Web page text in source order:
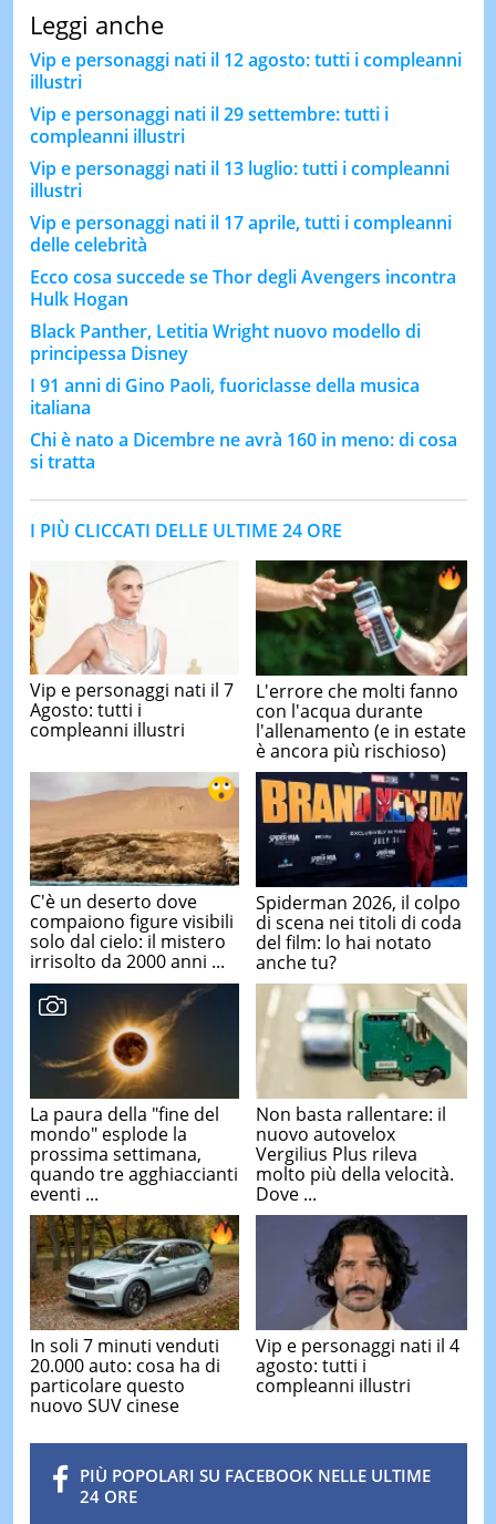
Leggi anche
Vip e personaggi nati il 12 agosto: tutti i compleanni
illustri
Vip e personaggi nati il 29 settembre: tutti i
compleanni illustri
Vip e personaggi nati il 13 luglio: tutti i compleanni
illustri
Vip e personaggi nati il 17 aprile, tutti i compleanni
delle celebrità
Ecco cosa succede se Thor degli Avengers incontra
Hulk Hogan
Black Panther, Letitia Wright nuovo modello di
principessa Disney
I 91 anni di Gino Paoli, fuoriclasse della musica
italiana
Chi è nato a Dicembre ne avrà 160 in meno: di cosa
si tratta
I PIÙ CLICCATI DELLE ULTIME 24 ORE
Vip e personaggi nati il 7
Agosto: tutti i
compleanni illustri
L'errore che molti fanno
con l'acqua durante
l'allenamento (e in estate
è ancora più rischioso)
C'è un deserto dove
compaiono figure visibili
solo dal cielo: il mistero
irrisolto da 2000 anni ...
Spiderman 2026, il colpo
di scena nei titoli di coda
del film: lo hai notato
anche tu?
La paura della "fine del
mondo" esplode la
prossima settimana,
quando tre agghiaccianti
eventi ...
Non basta rallentare: il
nuovo autovelox
Vergilius Plus rileva
molto più della velocità.
Dove ...
In soli 7 minuti venduti
20.000 auto: cosa ha di
particolare questo
nuovo SUV cinese
Vip e personaggi nati il 4
agosto: tutti i
compleanni illustri
PIÙ POPOLARI SU FACEBOOK NELLE ULTIME
24 ORE